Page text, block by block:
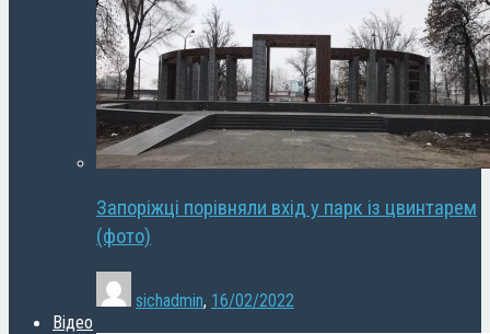
Запоріжці порівняли вхід у парк із цвинтарем
(фото)
sichadmin, 16/02/2022
Відео